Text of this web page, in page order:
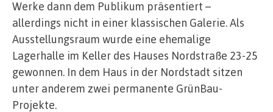
Werke dann dem Publikum präsentiert –
allerdings nicht in einer klassischen Galerie. Als
Ausstellungsraum wurde eine ehemalige
Lagerhalle im Keller des Hauses Nordstraße 23-25
gewonnen. In dem Haus in der Nordstadt sitzen
unter anderem zwei permanente GrünBau-
Projekte.